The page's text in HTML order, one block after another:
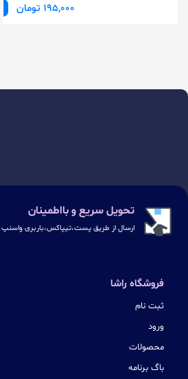
195,000 تومان
تحویل سریع و بااطمینان
ارسال از طریق پست،تیپاکس،باربری واسنپ
فروشگاه راشا
ثبت نام
ورود
محصولات
باگ برنامه